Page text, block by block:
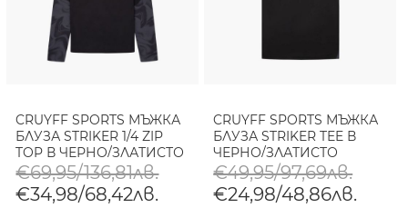
CRUYFF SPORTS МЪЖКА
БЛУЗА STRIKER 1/4 ZIP
TOP В ЧЕРНО/ЗЛАТИСТО
€69,95/136,81лв.
€34,98/68,42лв.
CRUYFF SPORTS МЪЖКА
БЛУЗА STRIKER TEE В
ЧЕРНО/ЗЛАТИСТО
€49,95/97,69лв.
€24,98/48,86лв.